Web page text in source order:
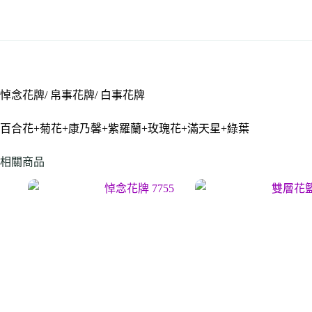
悼念花牌/ 帛事花牌/ 白事花牌
百合花+菊花+康乃馨+紫羅蘭+玫瑰花+滿天星+綠葉
相關商品